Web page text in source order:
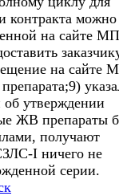
контракта можно
на сайте
на сайте
об утверждении
ЖВ препараты
получают
I ничего не
серии.